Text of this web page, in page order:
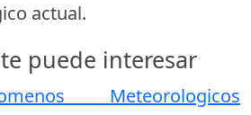
actual.
puede interesar
Meteorologicos